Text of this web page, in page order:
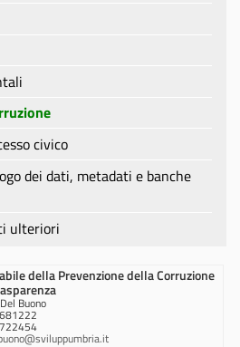
civico
dei dati, metadati e banche
ulteriori
della Prevenzione della Corruzione
Buono